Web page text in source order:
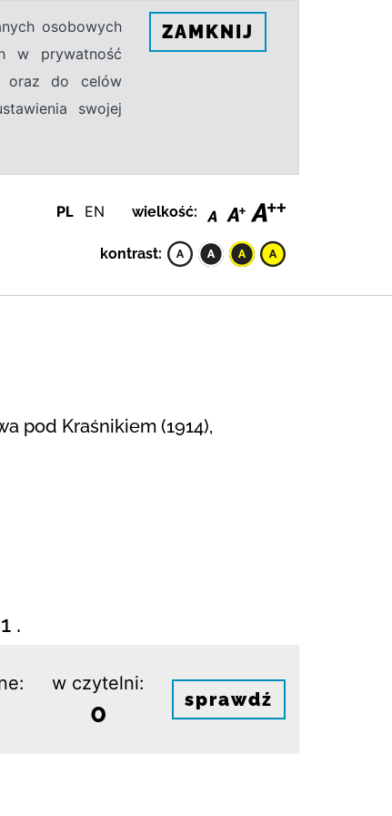
osobowych
w prywatność
oraz do celów
swojej
ZAMKNIJ
PL EN wielkość:
kontrast:
pod Kraśnikiem (1914),
.
w czytelni:
0 sprawdź